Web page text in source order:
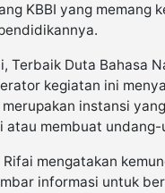
KBBI yang memang
Terbaik Duta Bahasa
kegiatan ini
merupakan instansi
atau membuat undang-
mengatakan
informasi untuk